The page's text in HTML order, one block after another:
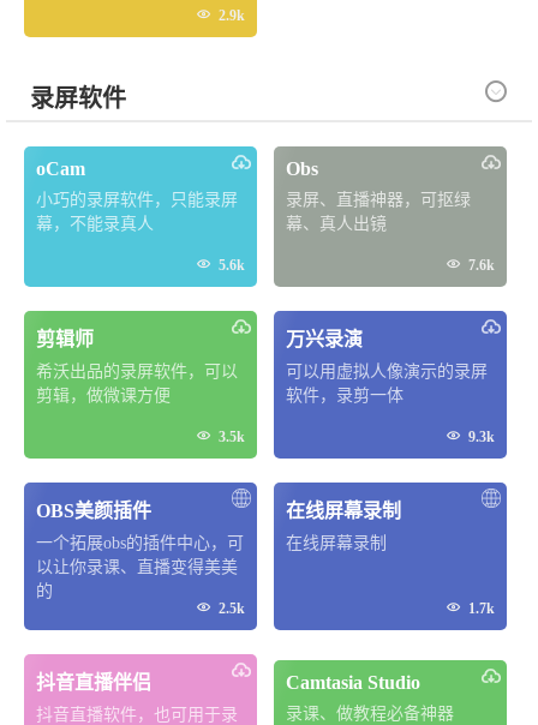
 2.9k
录屏软件 
oCam
小巧的录屏软件，只能录屏
幕，不能录真人
 5.6k
Obs
录屏、直播神器，可抠绿
幕、真人出镜
 7.6k
剪辑师
希沃出品的录屏软件，可以
剪辑，做微课方便
 3.5k
万兴录演
可以用虚拟人像演示的录屏
软件，录剪一体
 9.3k
OBS美颜插件
一个拓展obs的插件中心，可
以让你录课、直播变得美美
的
 2.5k
在线屏幕录制
在线屏幕录制
 1.7k
抖音直播伴侣
抖音直播软件，也可用于录
Camtasia Studio
录课、做教程必备神器